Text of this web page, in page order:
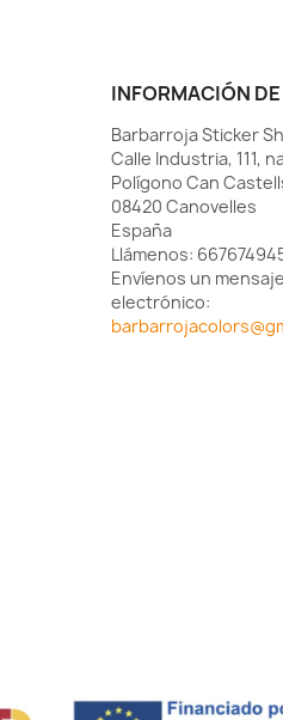
INFORMACIÓN
Barbarroja Sticker
Calle Industria, 111,
Polígono Can
08420 Canovelles
España
Llámenos:
Envíenos un
electrónico: